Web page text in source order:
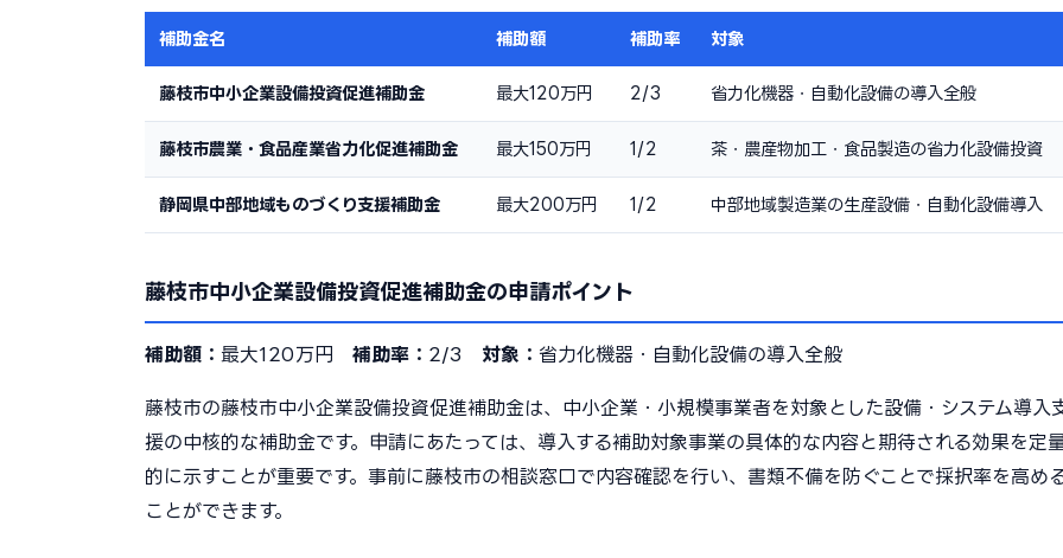
補助金名 補助額 補助率 対象
藤枝市中小企業設備投資促進補助金 最大120万円 2/3 省力化機器・自動化設備の導入全般
藤枝市農業・食品産業省力化促進補助金 最大150万円 1/2 茶・農産物加工・食品製造の省力化設備投資
静岡県中部地域ものづくり支援補助金 最大200万円 1/2 中部地域製造業の生産設備・自動化設備導入
藤枝市中小企業設備投資促進補助金の申請ポイント
補助額： 最大120万円 補助率： 2/3 対象： 省力化機器・自動化設備の導入全般
藤枝市の藤枝市中小企業設備投資促進補助金は、中小企業・小規模事業者を対象とした設備・システム導入
援の中核的な補助金です。申請にあたっては、導入する補助対象事業の具体的な内容と期待される効果を定
的に示すことが重要です。事前に藤枝市の相談窓口で内容確認を行い、書類不備を防ぐことで採択率を高め
ことができます。